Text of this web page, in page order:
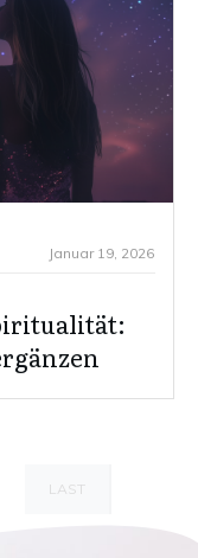
Januar 19, 2026
LAST